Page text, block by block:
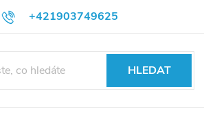
+421903749625
HLEDAT